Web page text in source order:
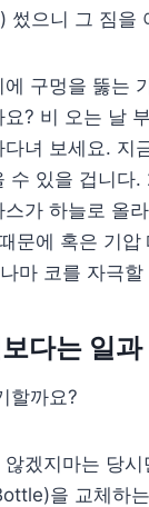
썼으니 그 짐을
구멍을 뚫는
? 비 오는 날
녀 보세요. 지
수 있을 겁니다.
가 하늘로 올
문에 혹은 기압
마 코를 자극할
다는 일
할까요?
겠지마는 당
을 교체하